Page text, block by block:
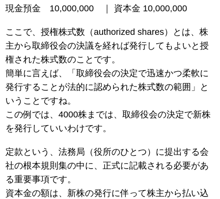
現金預金 10,000,000 ｜ 資本金 10,000,000
ここで、授権株式数（authorized shares）とは、株
主から取締役会の決議を経れば発行してもよいと授
権された株式数のことです。
簡単に言えば、「取締役会の決定で迅速かつ柔軟に
発行することが法的に認められた株式数の範囲」と
いうことですね。
この例では、4000株までは、取締役会の決定で新株
を発行していいわけです。
定款という、法務局（役所のひとつ）に提出する会
社の根本規則集の中に、正式に記載される必要があ
る重要事項です。
資本金の額は、新株の発行に伴って株主から払い込